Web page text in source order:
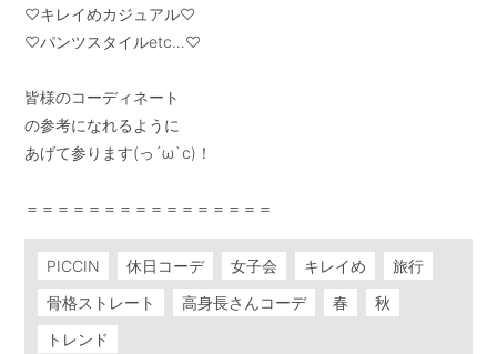
♡キレイめカジュアル♡
♡パンツスタイルetc…♡
皆様のコーディネート
の参考になれるように
あげて参ります(っ´ω`c)！
＝＝＝＝＝＝＝＝＝＝＝＝＝＝＝＝
PICCIN 休日コーデ 女子会 キレイめ
旅行
骨格ストレート
高身長さんコーデ 春
秋
トレンド